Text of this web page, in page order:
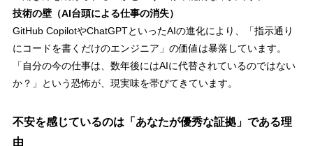
技術の壁（AI台頭による仕事の消失）
GitHub CopilotやChatGPTといったAIの進化により、「指示通り
にコードを書くだけのエンジニア」の価値は暴落しています。
「自分の今の仕事は、数年後にはAIに代替されているのではない
か？」という恐怖が、現実味を帯びてきています。
不安を感じているのは「あなたが優秀な証拠」である理
由